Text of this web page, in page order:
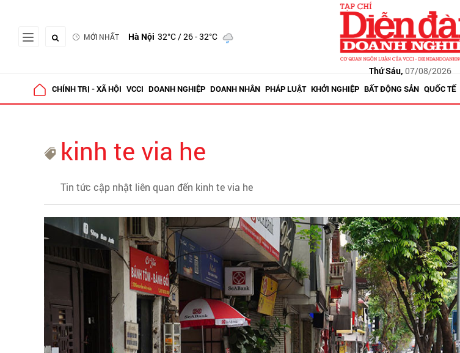
MỚI NHẤT Hà Nội 32°C/ 26 - 32°C
Thứ Sáu, 07/08/2026
CHÍNH TRỊ - XÃ HỘI VCCI DOANH NGHIỆP DOANH NHÂN PHÁP LUẬT KHỞI NGHIỆP BẤT ĐỘNG SẢN QUỐC TẾ
kinh te via he
Tin tức cập nhật liên quan đến kinh te via he